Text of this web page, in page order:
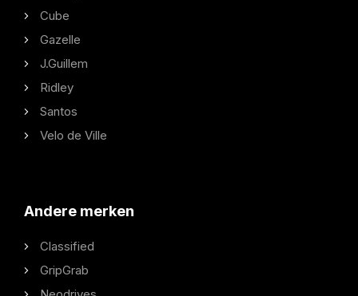
Cube
Gazelle
J.Guillem
Ridley
Santos
Velo de Ville
Andere merken
Classified
GripGrab